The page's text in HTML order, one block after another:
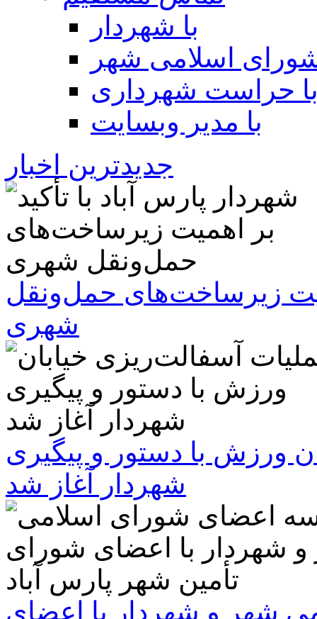
با شهردار
اسلامی شهر
حراست شهرداری
با مدیر وبسایت
جدیدترین اخبار
زیرساخت‌های حمل‌ونقل
شهری
ورزش با دستور و پیگیری
شهردار آغاز شد
شهر و شهردار با اعضای